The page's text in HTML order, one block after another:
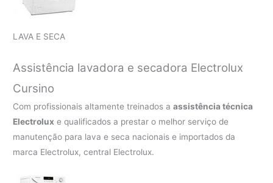
LAVA E SECA
Assistência lavadora e secadora Electrolux
Cursino
Com profissionais altamente treinados aassistência técnica
Electrolux e qualificados a prestar o melhor serviço de
manutenção para lava e seca nacionais e importados da
marca Electrolux, central Electrolux.